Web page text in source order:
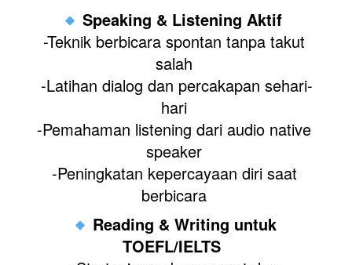
Speaking & Listening Aktif
-Teknik berbicara spontan tanpa takut
salah
-Latihan dialog dan percakapan sehari-
hari
-Pemahaman listening dari audio native
speaker
-Peningkatan kepercayaan diri saat
berbicara
Reading & Writing untuk
TOEFL/IELTS